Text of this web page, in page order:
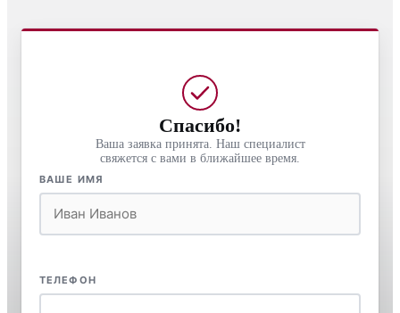
Спасибо!
Ваша заявка принята. Наш специалист
свяжется с вами в ближайшее время.
ВАШЕ ИМЯ
ТЕЛЕФОН